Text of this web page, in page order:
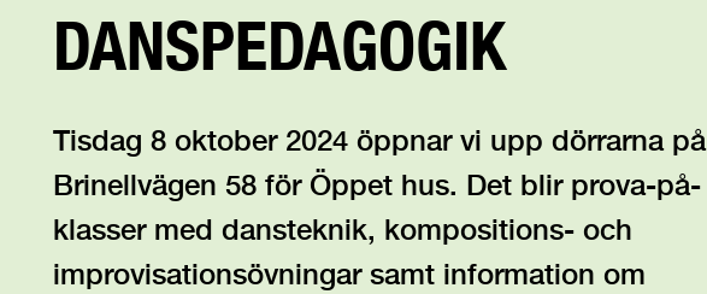
DANSPEDAGOGIK
Tisdag 8 oktober 2024 öppnar vi upp dörrarna på
Brinellvägen 58 för Öppet hus. Det blir prova-på-
klasser med dansteknik, kompositions- och
improvisationsövningar samt information om